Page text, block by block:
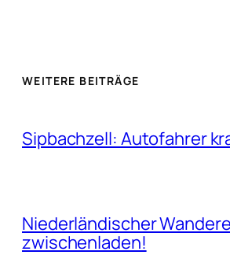
WEITERE BEITRÄGE
Sipbachzell: Autofahrer
Niederländischer
zwischenladen!